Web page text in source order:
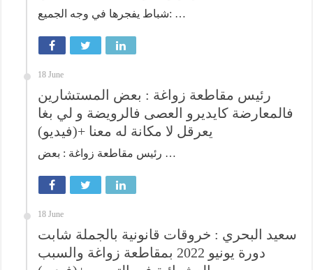
شباط يفجرها في وجه الجميع: …
18 June
رئيس مقاطعة زواغة : بعض المستشارين
فالمعارضة كايديرو العصى فالرويضة و لي بغا
يعرقل لا مكانة له معنا +(فيديو)
رئيس مقاطعة زواغة : بعض …
18 June
سعيد البحري : خروقات قانونية بالجملة شابت
دورة يونيو 2022 بمقاطعة زواغة والسبب